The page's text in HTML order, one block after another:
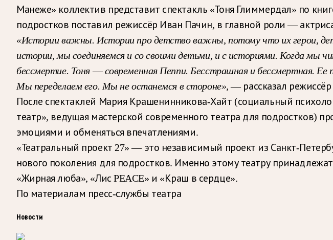
Манеже» коллектив представит спектакль «Тоня Глиммердал» по
подростков поставил режиссёр Иван Пачин, в главной роли —
«Истории важны. Истории про детство важны, потому что их герои,
истории, мы соединяемся и со своими детьми, и с историями. Когда мы
бессмертие. Тоня—современная Пеппи. Бесстрашная и бессмертная. Ее
Мы переделаем его. Мы не останемся в стороне»,— рассказал
После спектаклей Мария Крашенинникова-Хайт (социальный
театр», ведущая мастерской современного театра для подростков)
эмоциями и обменяться впечатлениями.
«Театральный проект 27» — это независимый проект из Санкт-
нового поколения для подростков. Именно этому театру
«Жирная люба», «Лис PEACE» и «Краш в сердце».
По материалам пресс-службы театра
Новости